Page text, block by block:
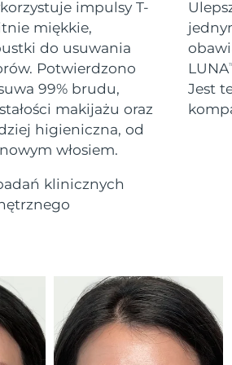
impulsy T-
miękkie,
do usuwania
Potwierdzono
99% brudu,
makijażu oraz
higieniczna, od
włosiem.
klinicznych
LUNA
Jest
eye massagers
pore care essentials
hair
Teeth Whitening Gel
Mężczyźni
8/14/26
Oczekiwany czas dostawy
Oczekiwany czas dostawy
8/11/26
Oczekiwany czas dostawy
Oczekiwany czas dostawy
8/10/26
Oczekiwany czas dostawy
8/12/26